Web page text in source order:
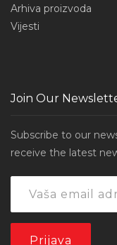
Arhiva proizvoda
Vijesti
Join Our
Subscribe to our
receive the latest